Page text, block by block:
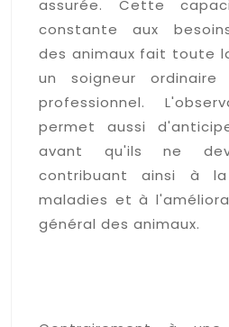
assurée. Cette
constante aux
des animaux fait toute
un soigneur
professionnel.
permet aussi
avant qu'ils ne
contribuant ainsi à
maladies et à
général des animaux.